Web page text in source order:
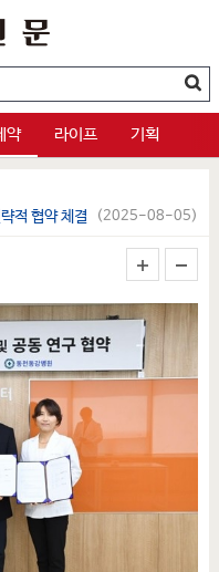
약 라이프 기획
적 협약 체결 (2025-08-05)